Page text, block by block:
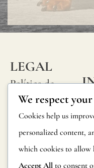
LEGAL
Política de
privacidad
Política de
cookies
Condiciones
We respect
Cookies help us
personalized content,
which cookies to allow
Accept All to consent